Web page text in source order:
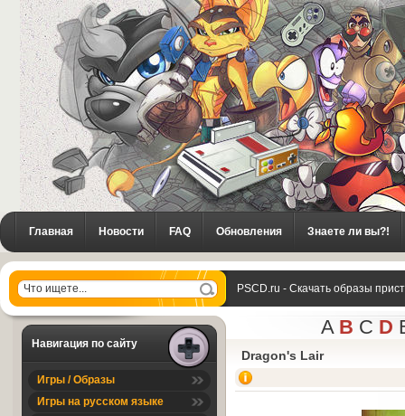
Главная Новости FAQ Обновления Знаете ли вы?!
PSCD.ru - Скачать образы
Навигация по сайту
Игры / Образы
Игры на русском языке
A B C D
Dragon's Lair